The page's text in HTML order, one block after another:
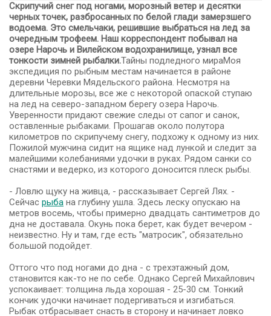
Скрипучий снег под ногами, морозный ветер и десятки
черных точек, разбросанных по белой глади замерзшего
водоема. Это смельчаки, решившие выбраться на лед за
очередным трофеем. Наш корреспондент побывал на
озере Нарочь и Вилейском водохранилище, узнал все
тонкости зимней рыбалки.Тайны подледного мираМоя
экспедиция по рыбным местам начинается в районе
деревни Черевки Мядельского района. Несмотря на
длительные морозы, все же с некоторой опаской ступаю
на лед на северо-западном берегу озера Нарочь.
Уверенности придают свежие следы от сапог и санок,
оставленные рыбаками. Прошагав около полутора
километров по скрипучему снегу, подхожу к одному из них.
Пожилой мужчина сидит на ящике над лункой и следит за
малейшими колебаниями удочки в руках. Рядом санки со
снастями и ведерко, из которого доносится плеск рыбы.
- Ловлю щуку на живца, - рассказывает Сергей Лях. -
Сейчас рыба на глубину ушла. Здесь леску опускаю на
метров восемь, чтобы примерно двадцать сантиметров до
дна не доставала. Окунь пока берет, как будет вечером -
неизвестно. Ну и там, где есть "матросик", обязательно
большой подойдет.
Оттого что под ногами до дна - с трехэтажный дом,
становится как-то не по себе. Однако Сергей Михайлович
успокаивает: толщина льда хорошая - 25-30 см. Тонкий
кончик удочки начинает подергиваться и изгибаться.
Рыбак отбрасывает снасть в сторону и начинает ловко